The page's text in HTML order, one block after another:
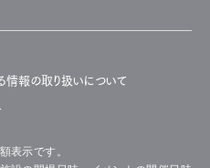
情報の取り扱いについて
表示です。